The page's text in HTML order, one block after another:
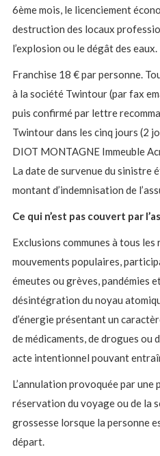
6ème mois, le licenciement
destruction des locaux
l’explosion ou le dégât des eaux.
Franchise 18 € par personne.
à la société Twintour (par fax
puis confirmé par lettre
Twintour dans les cinq jours (2
DIOT MONTAGNE Immeuble
La date de survenue du sinistre
montant d’indemnisation de
Ce qui n’est pas couvert par
Exclusions communes à tous
mouvements populaires,
émeutes ou grèves, pandémies
désintégration du noyau
d’énergie présentant un
de médicaments, de drogues
acte intentionnel pouvant
L’annulation provoquée par
réservation du voyage ou de la
grossesse lorsque la personne
départ.